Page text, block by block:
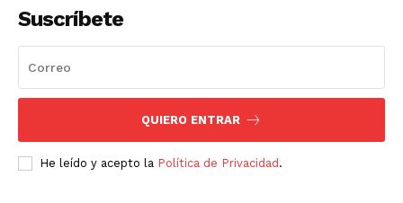
Suscríbete
QUIERO ENTRAR
He leído y acepto la Política de Privacidad .